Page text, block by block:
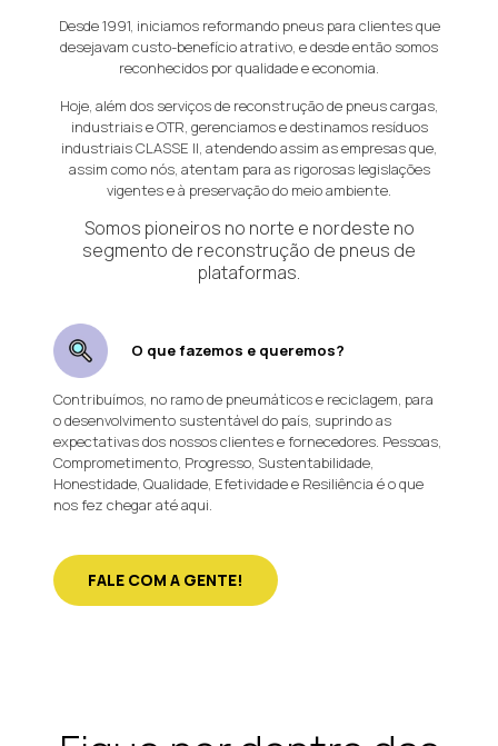
Desde 1991, iniciamos reformando pneus para clientes que
desejavam custo-benefício atrativo, e desde então somos
reconhecidos por qualidade e economia.
Hoje, além dos serviços de reconstrução de pneus cargas,
industriais e OTR, gerenciamos e destinamos resíduos
industriais CLASSE II, atendendo assim as empresas que,
assim como nós, atentam para as rigorosas legislações
vigentes e à preservação do meio ambiente.
Somos pioneiros no norte e nordeste no
segmento de reconstrução de pneus de
plataformas.
O que fazemos e queremos?
Contribuímos, no ramo de pneumáticos e reciclagem, para
o desenvolvimento sustentável do país, suprindo as
expectativas dos nossos clientes e fornecedores. Pessoas,
Comprometimento, Progresso, Sustentabilidade,
Honestidade, Qualidade, Efetividade e Resiliência é o que
nos fez chegar até aqui.
FALE COM A GENTE!